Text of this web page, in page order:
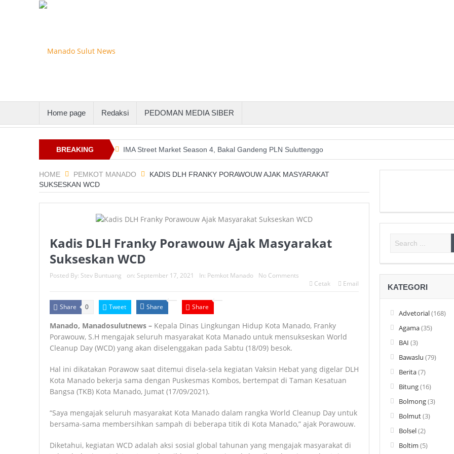
Home page Redaksi PEDOMAN MEDIA SIBER
BREAKING
NEWS
IMA Street Market Season 4, Bakal Gandeng PLN Suluttenggo
Gubernur Yulius Lantik Tiga Pejabat JPT Pratama, Perkuat Kinerja Birokrasi dan Percepat Program
Gubernur Yulius Targetkan Nilai Pelayanan Publik Sulut Meningkat pada Penilaian Ombudsman 2026
Gubernur Yulius Pimpin Apel Siaga El Nino 2026, Seluruh Unsur Diminta Perkuat Mitigasi Bencana
Gubernur Yulius Tegaskan Perlindungan Anak adalah Tanggung Jawab Bersama pada Peringatan Hari
Sekda Mitra Tegur Keras ASN Tak Disiplin, Beri Tiga Arahan Penting di Apel Awal Bulan
Pengobatan Vitalitas Pria Terbaik Jakarta Pusat, H.Abdulazis Ahli Pembesar Alat Vital
Gubernur Yulius: Remaja Berkarakter dan Beriman Menjadi Fondasi Masa Depan Sulawesi Utara
Diterima Gubernur Yulius, Pemprov Sulut Raih Penghargaan Nasional LKPP atas Pemanfaatan E-
HOME PEMKOT MANADO
KADIS DLH FRANKY PORAWOUW AJAK MASYARAKAT
SUKSESKAN WCD
Kadis DLH Franky Porawouw Ajak Masyarakat
Sukseskan WCD
Posted By: Stev Buntuang on: September 17, 2021 In: Pemkot Manado
No Comments
Cetak
Email
Share 0 Tweet Share Share
Manado, Manadosulutnews – Kepala Dinas Lingkungan Hidup Kota Manado, Franky
Porawouw, S.H mengajak seluruh masyarakat Kota Manado untuk mensukseskan World
Cleanup Day (WCD) yang akan diselenggakan pada Sabtu (18/09) besok.
Hal ini dikatakan Porawow saat ditemui disela-sela kegiatan Vaksin Hebat yang digelar DLH
Kota Manado bekerja sama dengan Puskesmas Kombos, bertempat di Taman Kesatuan
Bangsa (TKB) Kota Manado, Jumat (17/09/2021).
“Saya mengajak seluruh masyarakat Kota Manado dalam rangka World Cleanup Day untuk
bersama-sama membersihkan sampah di beberapa titik di Kota Manado,” ajak Porawouw.
Diketahui, kegiatan WCD adalah aksi sosial global tahunan yang mengajak masyarakat di
KATEGORI
Advetorial(168)
Agama(35)
BAI (3)
Bawaslu (79)
Berita(7)
Bitung(16)
Bolmong(3)
Bolmut(3)
Bolsel(2)
Boltim (5)